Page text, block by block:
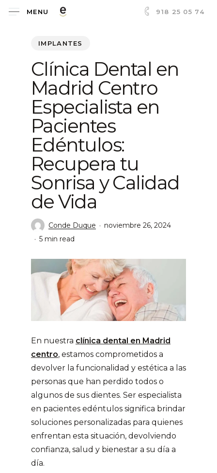
MENU 918 25 05 74
IMPLANTES
Clínica Dental en
Madrid Centro
Especialista en
Pacientes
Edéntulos:
Recupera tu
Sonrisa y Calidad
de Vida
Conde Duque
noviembre 26, 2024
5 min read
En nuestra clínica dental en Madrid
centro, estamos comprometidos a
devolver la funcionalidad y estética a las
personas que han perdido todos o
algunos de sus dientes. Ser especialista
en pacientes edéntulos significa brindar
soluciones personalizadas para quienes
enfrentan esta situación, devolviendo
confianza, salud y bienestar a su día a
día.